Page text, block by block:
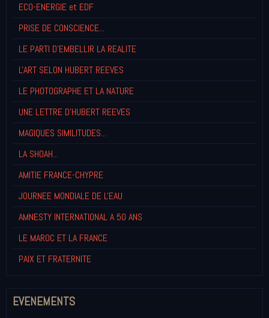
ECO-ENERGIE et EDF
PRISE DE CONSCIENCE...
LE PARTI D'EMBELLIR LA REALITE
L'ART SELON HUBERT REEVES
LE PHOTOGRAPHE ET LA NATURE
UNE LETTRE D'HUBERT REEVES
MAGIQUES SIMILITUDES...
LA SHOAH...
AMITIE FRANCE-CHYPRE
JOURNEE MONDIALE DE L'EAU
AMNESTY INTERNATIONAL A 50 ANS
LE MAROC ET LA FRANCE
PAIX ET FRATERNITE
EVENEMENTS